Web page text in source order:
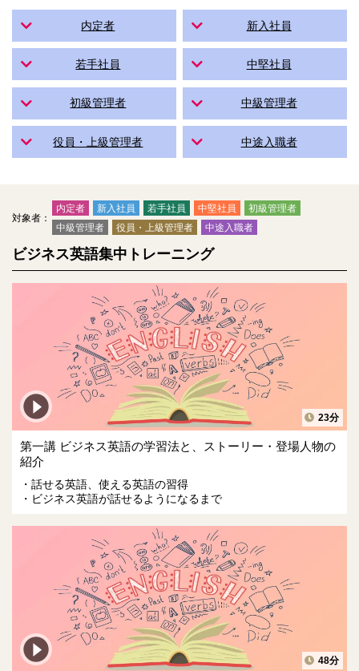
内定者 新入社員
若手社員 中堅社員
初級管理者 中級管理者
役員・上級管理者 中途入職者
ビジネス英語集中トレーニング
対象者：
内定者 新入社員 若手社員 中堅社員
初級管理者
中級管理者
役員・上級管理者 中途入職者
23分
第一講 ビジネス英語の学習法と、ストーリー・登場人物の
紹介
話せる英語、使える英語の習得
ビジネス英語が話せるようになるまで
48分